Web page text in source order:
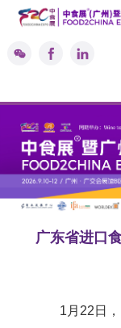
广东省进口
1月22日，